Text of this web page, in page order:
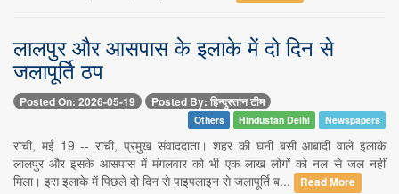
लालपुर और आसपास के इलाके में दो दिन से
जलापूर्ति ठप
Posted On: 2026-05-19 Posted By: हिन्दुस्तान टीम
Others Hindustan Delhi Newspapers
रांची, मई 19 -- रांची, प्रमुख संवाददाता। शहर की घनी बसी आबादी वाले इलाके
लालपुर और इसके आसपास में मंगलवार को भी एक लाख लोगों को नल से जल नहीं
मिला। इस इलाके में पिछले दो दिन से पाइपलाइन से जलापूर्ति ब...
Read More